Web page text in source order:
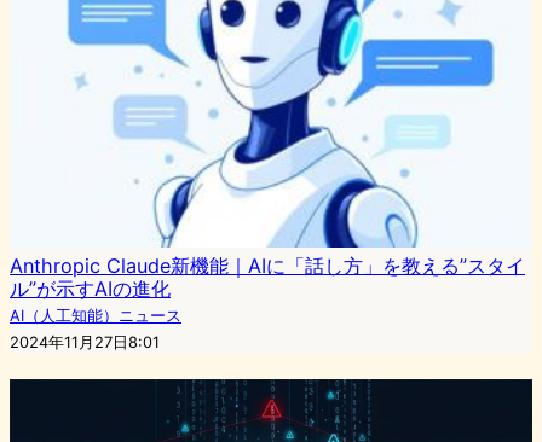
Anthropic Claude新機能｜AIに「話し方」を教える”スタイ
ル”が示すAIの進化
AI（人工知能）ニュース
2024年11月27日8:01